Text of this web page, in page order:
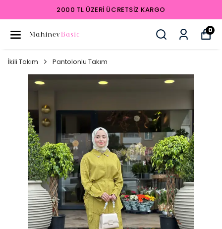
2000 TL ÜZERI ÜCRETSIZ KARGO
0
İkili Takım Pantolonlu Takım